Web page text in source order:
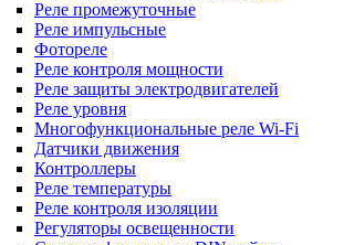
Реле промежуточные
Реле импульсные
Фотореле
Реле контроля мощности
Реле защиты электродвигателей
Реле уровня
Многофункциональные реле Wi-Fi
Датчики движения
Контроллеры
Реле температуры
Реле контроля изоляции
Регуляторы освещенности